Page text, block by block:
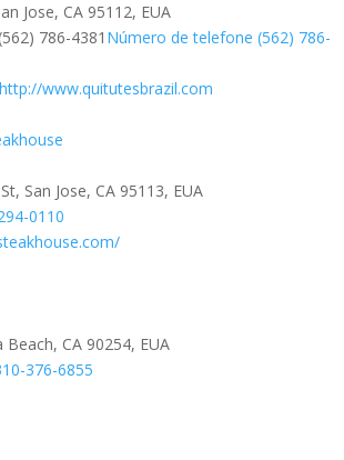
Jose, CA 95112, EUA
786-4381 Número de telefone (562) 786-
www.quitutesbrazil.com
San Jose, CA 95113, EUA
0110
CA 90254, EUA
376-6855